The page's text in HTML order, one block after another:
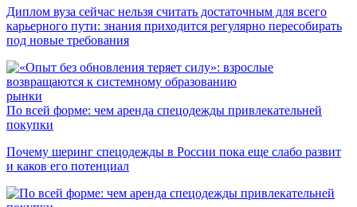
Диплом вуза сейчас нельзя считать достаточным для всего
карьерного пути: знания приходится регулярно пересобирать
под новые требования
рынки
По всей форме: чем аренда спецодежды привлекательней
покупки
Почему шеринг спецодежды в России пока еще слабо развит
и каков его потенциал